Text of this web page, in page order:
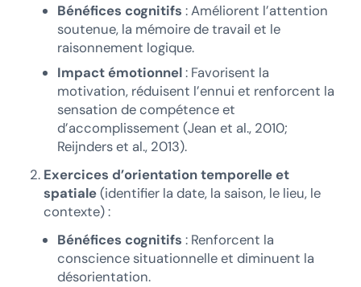
Bénéfices cognitifs : Améliorent l’attention
soutenue, la mémoire de travail et le
raisonnement logique.
Impact émotionnel: Favorisent la
motivation, réduisent l’ennui et renforcent la
sensation de compétence et
d’accomplissement (Jean et al., 2010;
Reijnders et al., 2013).
Exercices d’orientation temporelle et
spatiale(identifier la date, la saison, le lieu, le
contexte) :
Bénéfices cognitifs : Renforcent la
conscience situationnelle et diminuent la
désorientation.